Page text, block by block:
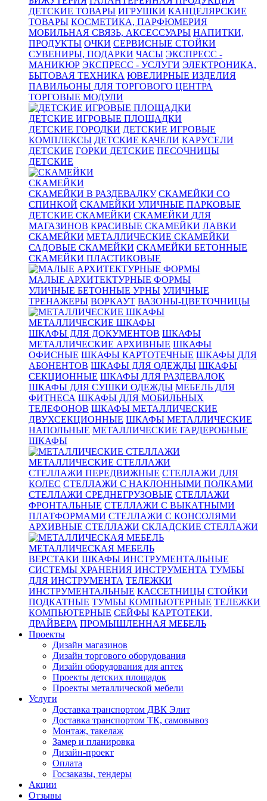
ДЕТСКИЕ ТОВАРЫ ИГРУШКИ КАНЦЕЛЯРСКИЕ
ТОВАРЫ КОСМЕТИКА, ПАРФЮМЕРИЯ
МОБИЛЬНАЯ СВЯЗЬ, АКСЕССУАРЫ НАПИТКИ,
ПРОДУКТЫ ОЧКИ СЕРВИСНЫЕ СТОЙКИ
СУВЕНИРЫ, ПОДАРКИ ЧАСЫ ЭКСПРЕСС -
МАНИКЮР ЭКСПРЕСС - УСЛУГИ ЭЛЕКТРОНИКА,
БЫТОВАЯ ТЕХНИКА ЮВЕЛИРНЫЕ ИЗДЕЛИЯ
ПАВИЛЬОНЫ ДЛЯ ТОРГОВОГО ЦЕНТРА
ТОРГОВЫЕ МОДУЛИ
ДЕТСКИЕ ИГРОВЫЕ ПЛОЩАДКИ
ДЕТСКИЕ ГОРОДКИ ДЕТСКИЕ ИГРОВЫЕ
КОМПЛЕКСЫ ДЕТСКИЕ КАЧЕЛИ КАРУСЕЛИ
ДЕТСКИЕ ГОРКИ ДЕТСКИЕ ПЕСОЧНИЦЫ
ДЕТСКИЕ
СКАМЕЙКИ
СКАМЕЙКИ В РАЗДЕВАЛКУ СКАМЕЙКИ СО
СПИНКОЙ СКАМЕЙКИ УЛИЧНЫЕ ПАРКОВЫЕ
ДЕТСКИЕ СКАМЕЙКИ СКАМЕЙКИ ДЛЯ
МАГАЗИНОВ КРАСИВЫЕ СКАМЕЙКИ ЛАВКИ
СКАМЕЙКИ МЕТАЛЛИЧЕСКИЕ СКАМЕЙКИ
САДОВЫЕ СКАМЕЙКИ СКАМЕЙКИ БЕТОННЫЕ
СКАМЕЙКИ ПЛАСТИКОВЫЕ
МАЛЫЕ АРХИТЕКТУРНЫЕ ФОРМЫ
УЛИЧНЫЕ БЕТОННЫЕ УРНЫ УЛИЧНЫЕ
ТРЕНАЖЕРЫ ВОРКАУТ ВАЗОНЫ-ЦВЕТОЧНИЦЫ
МЕТАЛЛИЧЕСКИЕ ШКАФЫ
ШКАФЫ ДЛЯ ДОКУМЕНТОВ ШКАФЫ
МЕТАЛЛИЧЕСКИЕ АРХИВНЫЕ ШКАФЫ
ОФИСНЫЕ ШКАФЫ КАРТОТЕЧНЫЕ ШКАФЫ ДЛЯ
АБОНЕНТОВ ШКАФЫ ДЛЯ ОДЕЖДЫ ШКАФЫ
СЕКЦИОННЫЕ ШКАФЫ ДЛЯ РАЗДЕВАЛОК
ШКАФЫ ДЛЯ СУШКИ ОДЕЖДЫ МЕБЕЛЬ ДЛЯ
ФИТНЕСА ШКАФЫ ДЛЯ МОБИЛЬНЫХ
ТЕЛЕФОНОВ ШКАФЫ МЕТАЛЛИЧЕСКИЕ
ДВУХСЕКЦИОННЫЕ ШКАФЫ МЕТАЛЛИЧЕСКИЕ
НАПОЛЬНЫЕ МЕТАЛЛИЧЕСКИЕ ГАРДЕРОБНЫЕ
ШКАФЫ
МЕТАЛЛИЧЕСКИЕ СТЕЛЛАЖИ
СТЕЛЛАЖИ ПЕРЕДВИЖНЫЕ СТЕЛЛАЖИ ДЛЯ
КОЛЕС СТЕЛЛАЖИ С НАКЛОННЫМИ ПОЛКАМИ
СТЕЛЛАЖИ СРЕДНЕГРУЗОВЫЕ СТЕЛЛАЖИ
ФРОНТАЛЬНЫЕ СТЕЛЛАЖИ С ВЫКАТНЫМИ
ПЛАТФОРМАМИ СТЕЛЛАЖИ С КОНСОЛЯМИ
АРХИВНЫЕ СТЕЛЛАЖИ СКЛАДСКИЕ СТЕЛЛАЖИ
МЕТАЛЛИЧЕСКАЯ МЕБЕЛЬ
ВЕРСТАКИ ШКАФЫ ИНСТРУМЕНТАЛЬНЫЕ
СИСТЕМЫ ХРАНЕНИЯ ИНСТРУМЕНТА ТУМБЫ
ДЛЯ ИНСТРУМЕНТА ТЕЛЕЖКИ
ИНСТРУМЕНТАЛЬНЫЕ КАССЕТНИЦЫ СТОЙКИ
ПОДКАТНЫЕ ТУМБЫ КОМПЬЮТЕРНЫЕ ТЕЛЕЖКИ
КОМПЬЮТЕРНЫЕ СЕЙФЫ КАРТОТЕКИ,
ДРАЙВЕРА ПРОМЫШЛЕННАЯ МЕБЕЛЬ
Проекты
Дизайн магазинов
Дизайн торгового оборудования
Дизайн оборудования для аптек
Проекты детских площадок
Проекты металлической мебели
Услуги
Доставка транспортом ДВК Элит
Доставка транспортом ТК, самовывоз
Монтаж, такелаж
Замер и планировка
Дизайн-проект
Оплата
Госзаказы, тендеры
Акции
Отзывы